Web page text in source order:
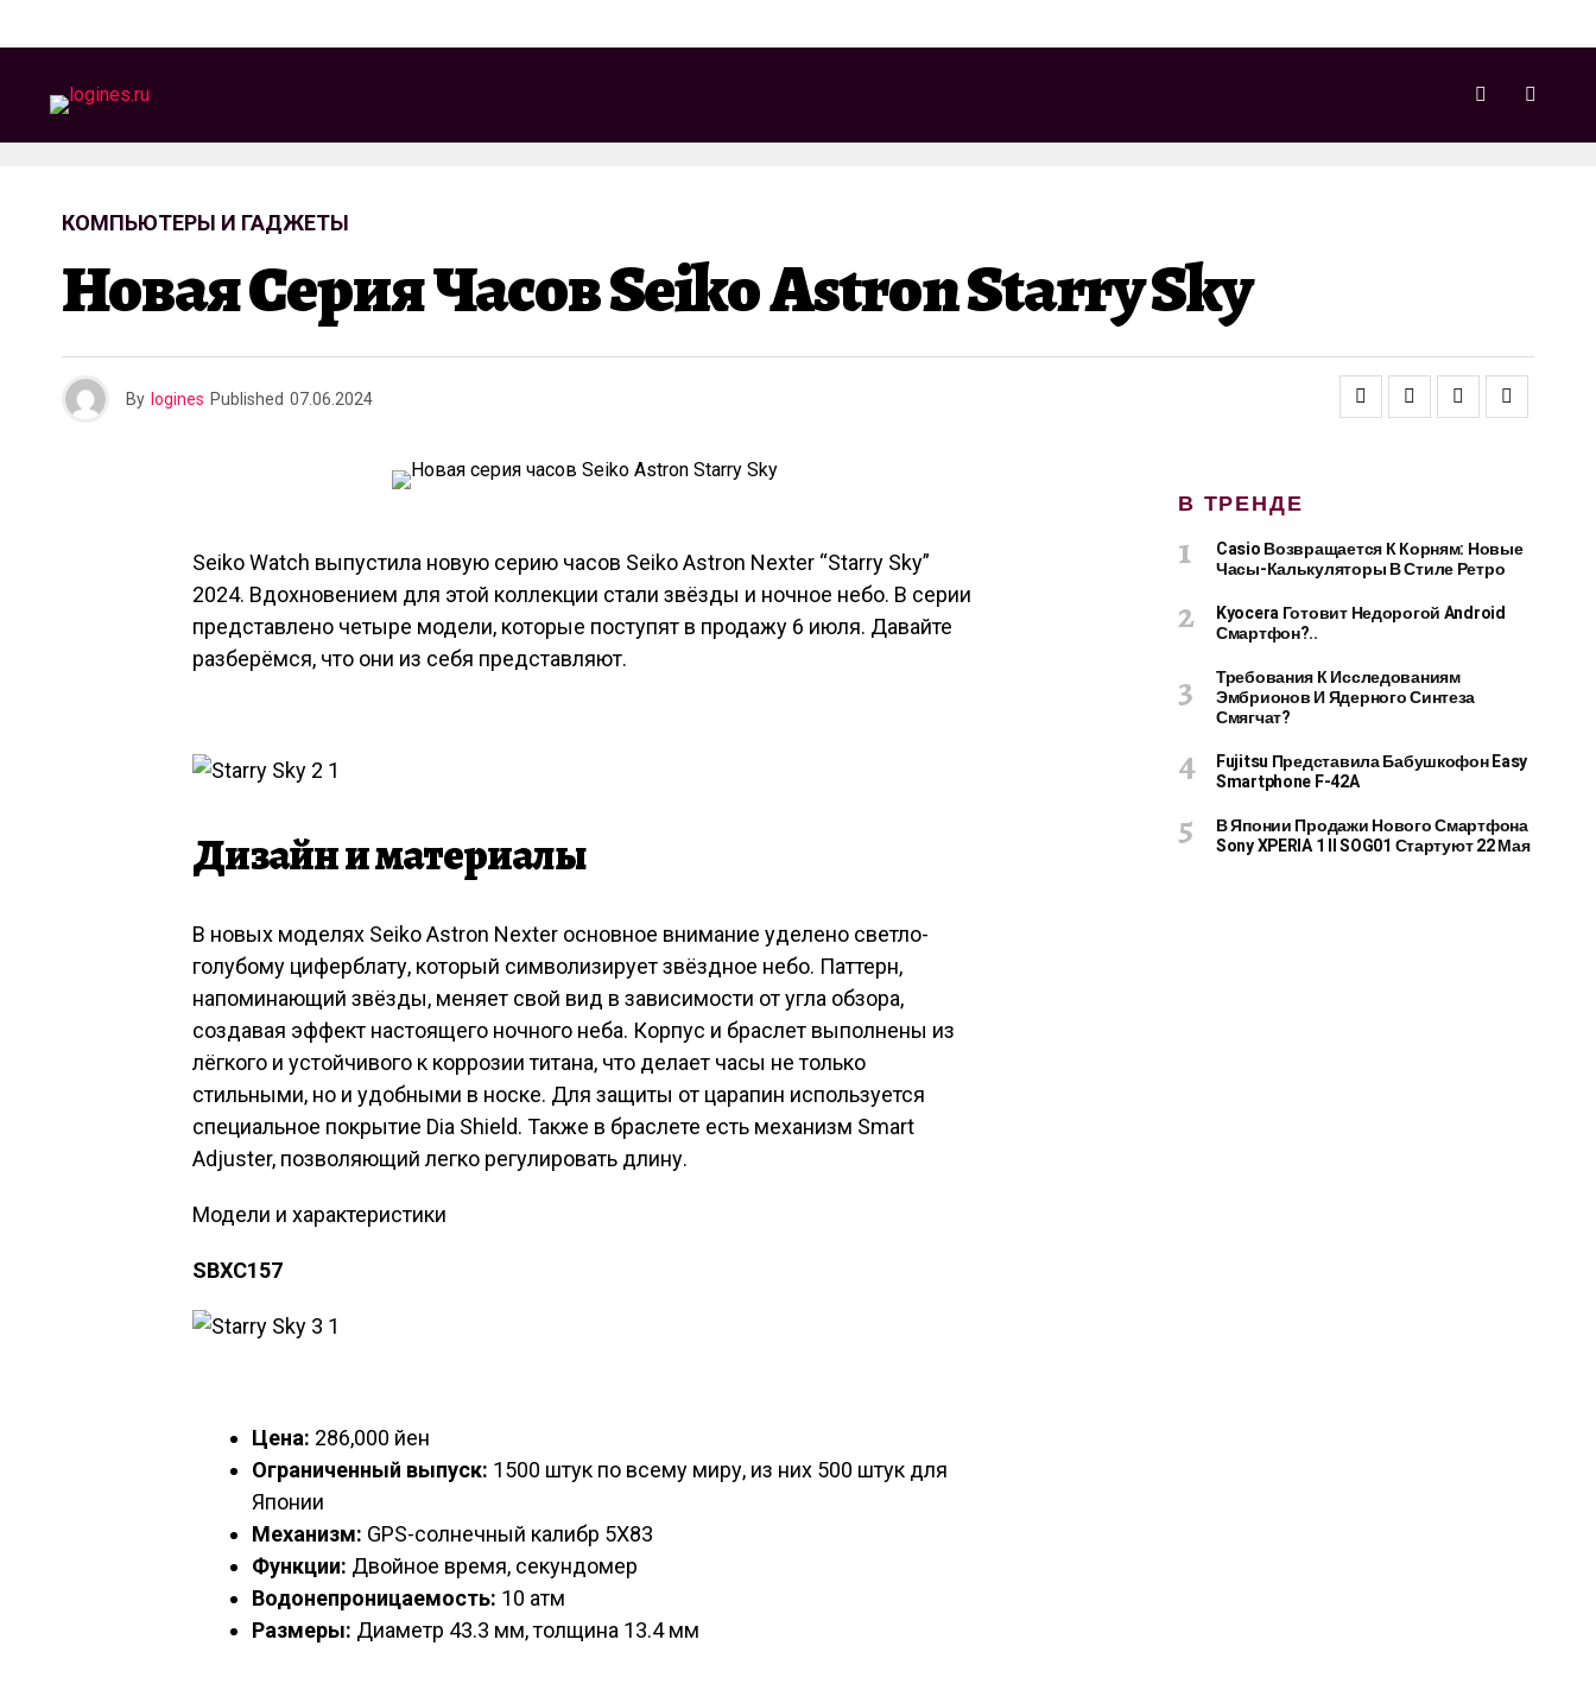
КОМПЬЮТЕРЫ И ГАДЖЕТЫ
Новая Серия Часов Seiko Astron Starry Sky
By logines Published 07.06.2024
Seiko Watch выпустила новую серию часов Seiko Astron Nexter “Starry Sky”
2024. Вдохновением для этой коллекции стали звёзды и ночное небо. В серии
представлено четыре модели, которые поступят в продажу 6 июля. Давайте
разберёмся, что они из себя представляют.
Дизайн и материалы
В новых моделях Seiko Astron Nexter основное внимание уделено светло-
голубому циферблату, который символизирует звёздное небо. Паттерн,
напоминающий звёзды, меняет свой вид в зависимости от угла обзора,
создавая эффект настоящего ночного неба. Корпус и браслет выполнены из
лёгкого и устойчивого к коррозии титана, что делает часы не только
стильными, но и удобными в носке. Для защиты от царапин используется
специальное покрытие Dia Shield. Также в браслете есть механизм Smart
Adjuster, позволяющий легко регулировать длину.
Модели и характеристики
SBXC157
Цена: 286,000 йен
Ограниченный выпуск: 1500 штук по всему миру, из них 500 штук для
Японии
Механизм: GPS-солнечный калибр 5X83
Функции: Двойное время, секундомер
Водонепроницаемость: 10 атм
Размеры: Диаметр 43.3 мм, толщина 13.4 мм
В ТРЕНДЕ
Casio Возвращается К Корням: Новые
Часы-Калькуляторы В Стиле Ретро
Kyocera Готовит Недорогой Android
Смартфон?..
Требования К Исследованиям
Эмбрионов И Ядерного Синтеза
Смягчат?
Fujitsu Представила Бабушкофон Easy
Smartphone F-42A
В Японии Продажи Нового Смартфона
Sony XPERIA 1 II SOG01 Стартуют 22 Мая